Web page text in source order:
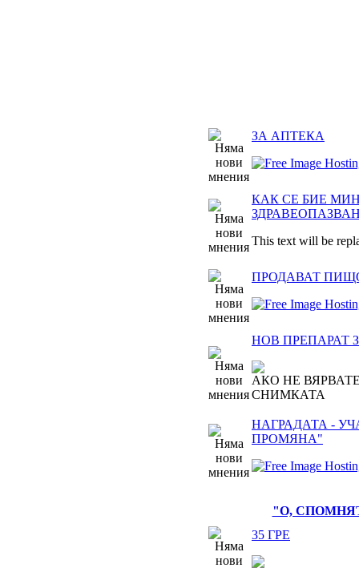
ЗА АПТЕКА
КАК СЕ БИЕ
This text will be
ПРОДАВАТ
НОВ ПРЕПАРАТ
АКО НЕ
СНИМКАТА
НАГРАДАТА -
ПРОМЯНА"
"О,
35 ГРЕ